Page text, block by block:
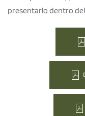
presentarlo dentro